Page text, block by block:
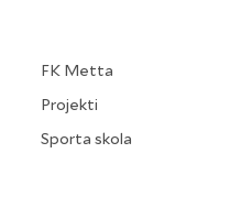
FK Metta
Projekti
Sporta skola